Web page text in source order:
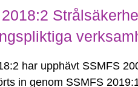
har upphävt SSMFS
in genom SSMFS